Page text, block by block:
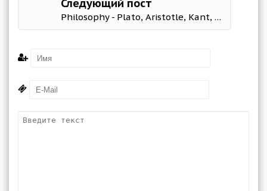
Следующий пост
Philosophy - Plato, Aristotle, Kant, Nietzsche. 2.0.18 Mod (Unlocked)